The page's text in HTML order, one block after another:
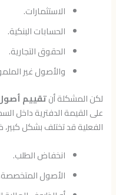
الاستثمارات.
الحسابات البنكية.
الحقوق التجارية.
والأصول غير
لكن المشكلة أنتقييم
على القيمة الدفترية داخل
الفعلية قد تختلف بشكل
انخفاض الطلب.
الأصول المتخصصة.